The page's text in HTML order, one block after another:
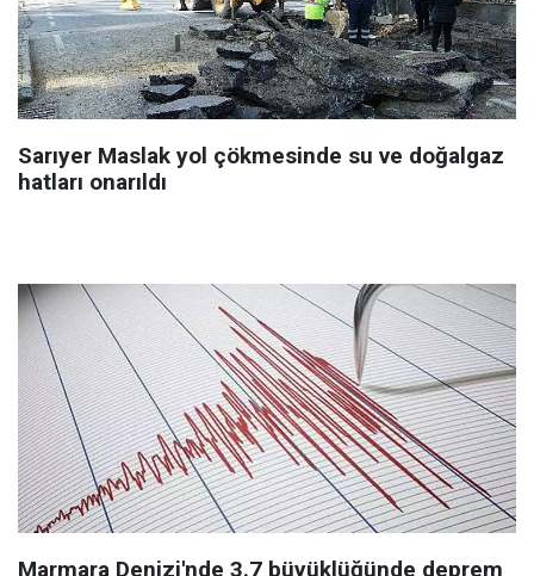
Sarıyer Maslak yol çökmesinde su ve doğalgaz
hatları onarıldı
Marmara Denizi'nde 3.7 büyüklüğünde deprem